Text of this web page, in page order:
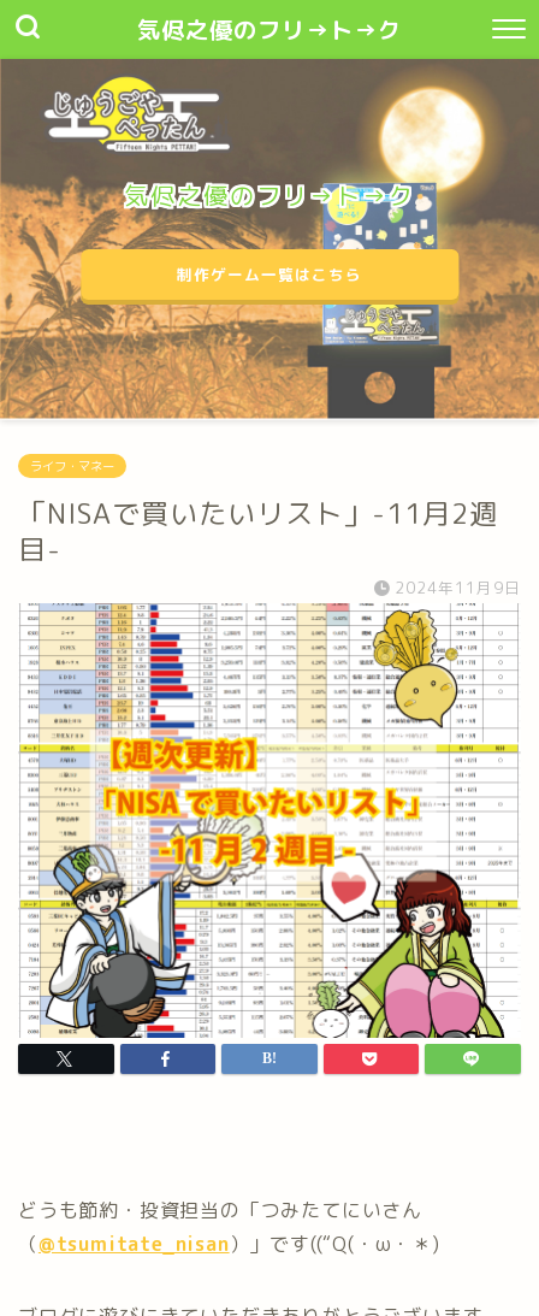
気侭之優のフリ→ト→ク
気侭之優のフリ→ト→ク
制作ゲーム一覧はこちら
ライフ・マネー
「NISAで買いたいリスト」-11月2週
目-
2024年11月9日
どうも節約・投資担当の「つみたてにいさん
（@tsumitate_nisan）」です((“Q(・ω・＊)